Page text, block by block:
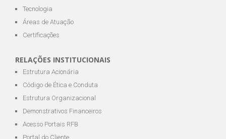
Tecnologia
Áreas de Atuação
Certificações
RELAÇÕES INSTITUCIONAIS
Estrutura Acionária
Código de Ética e Conduta
Estrutura Organizacional
Demonstrativos Financeiros
Acesso Portais RFB
Portal do Cliente